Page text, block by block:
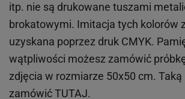
itp. nie są drukowane tuszami
brokatowymi. Imitacja tych kolorów
uzyskana poprzez druk CMYK.
wątpliwości możesz zamówić
zdjęcia w rozmiarze 50x50 cm.
zamówićTUTAJ.